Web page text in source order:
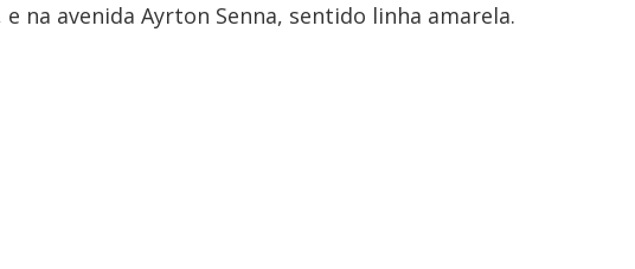
na avenida Ayrton Senna, sentido linha amarela.